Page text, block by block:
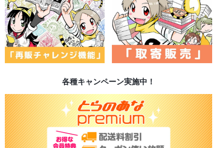
各種キャンペーン実施中！